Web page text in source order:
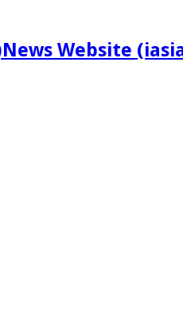
News Website